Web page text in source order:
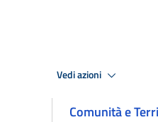
Vedi azioni
Comunità e